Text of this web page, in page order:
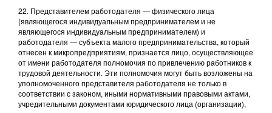
22. Представителем работодателя — физического лица
(являющегося индивидуальным предпринимателем и не
являющегося индивидуальным предпринимателем) и
работодателя — субъекта малого предпринимательства, который
отнесен к микропредприятиям, признается лицо, осуществляющее
от имени работодателя полномочия по привлечению работников к
трудовой деятельности. Эти полномочия могут быть возложены на
уполномоченного представителя работодателя не только в
соответствии с законом, иными нормативными правовыми актами,
учредительными документами юридического лица (организации),